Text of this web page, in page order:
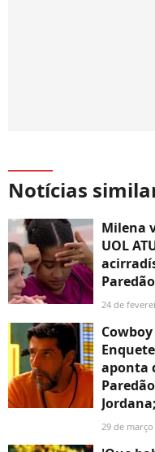
Notícias
Milena
UOL
24 de
aponta
29 de